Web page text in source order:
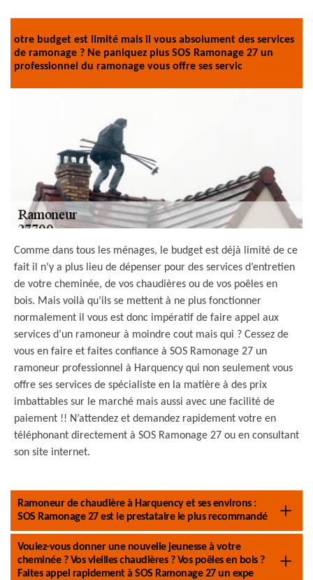
otre budget est limité mais il vous absolument des services
de ramonage ? Ne paniquez plus SOS Ramonage 27 un
professionnel du ramonage vous offre ses servic
Comme dans tous les ménages, le budget est déjà limité de ce
fait il n’y a plus lieu de dépenser pour des services d’entretien
de votre cheminée, de vos chaudières ou de vos poêles en
bois. Mais voilà qu’ils se mettent à ne plus fonctionner
normalement il vous est donc impératif de faire appel aux
services d’un ramoneur à moindre cout mais qui ? Cessez de
vous en faire et faites confiance à SOS Ramonage 27 un
ramoneur professionnel à Harquency qui non seulement vous
offre ses services de spécialiste en la matière à des prix
imbattables sur le marché mais aussi avec une facilité de
paiement !! N’attendez et demandez rapidement votre en
téléphonant directement à SOS Ramonage 27 ou en consultant
son site internet.
Ramoneur de chaudière à Harquency et ses environs :
SOS Ramonage 27 est le prestataire le plus recommandé
Voulez-vous donner une nouvelle jeunesse à votre
cheminée ? Vos vieilles chaudières ? Vos poêles en bois ?
Faites appel rapidement à SOS Ramonage 27 un expe